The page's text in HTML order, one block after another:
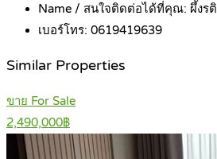
Name / สนใจติดต่อได้ที่คุณ: ผึ้งรติ
เบอร์โทร: 0619419639
Similar Properties
ขาย For Sale
2,490,000฿